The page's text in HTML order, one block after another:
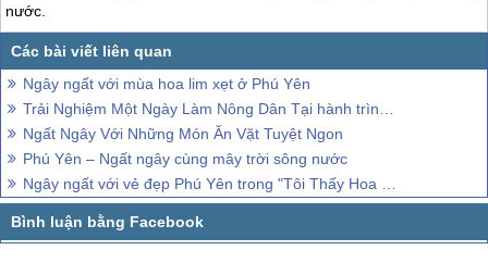
nước.
Ngây ngất với mùa hoa lim xẹt ở Phú Yên
Trải Nghiệm Một Ngày Làm Nông Dân Tại hành trình Phú Yên
Ngất Ngây Với Những Món Ăn Vặt Tuyệt Ngon
Phú Yên – Ngất ngây cùng mây trời sông nước
Ngây ngất với vẻ đẹp Phú Yên trong "Tôi Thấy Hoa Vàng Trên Cỏ Xanh"